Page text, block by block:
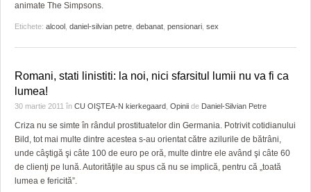
animate The Simpsons.
Etichete: alcool daniel-silvian petre debanat pensionari sex
Romani, stati linistiti: la noi, nici sfarsitul lumii nu va fi ca
lumea!
30 martie 2011 în CU OIŞTEA-N kierkegaard Opinii de Daniel-Silvian Petre
Criza nu se simte în rândul prostituatelor din Germania. Potrivit cotidianului
Bild, tot mai multe dintre acestea s-au orientat către azilurile de bătrâni,
unde câştigă şi câte 100 de euro pe oră, multe dintre ele având şi câte 60
de clienţi pe lună. Autorităţile au spus că nu se implică, pentru că „toată
lumea e fericită”.